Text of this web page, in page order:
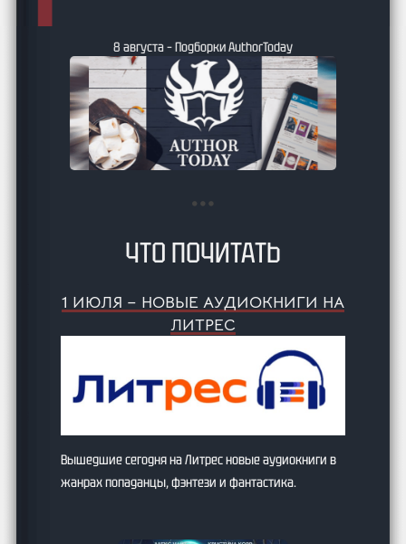
8 августа – Подборки AuthorToday
ЧТО ПОЧИТАТЬ
1 ИЮЛЯ – НОВЫЕ АУДИОКНИГИ НА
ЛИТРЕС
Вышедшие сегодня на Литрес новые аудиокниги в
жанрах попаданцы, фэнтези и фантастика.